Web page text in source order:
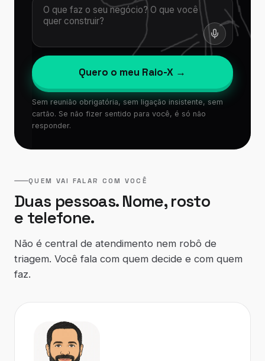
Quero o meu Raio-X →
Sem reunião obrigatória, sem ligação insistente, sem
cartão. Se não fizer sentido para você, é só não
responder.
QUEM VAI FALAR COM VOCÊ
Duas pessoas. Nome, rosto
e telefone.
Não é central de atendimento nem robô de
triagem. Você fala com quem decide e com quem
faz.